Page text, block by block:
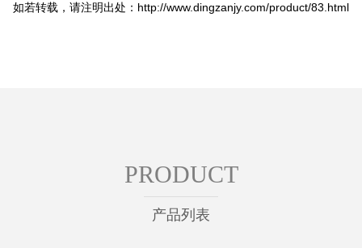
如若转载，请注明出处：http://www.dingzanjy.com/product/83.html
PRODUCT
产品列表